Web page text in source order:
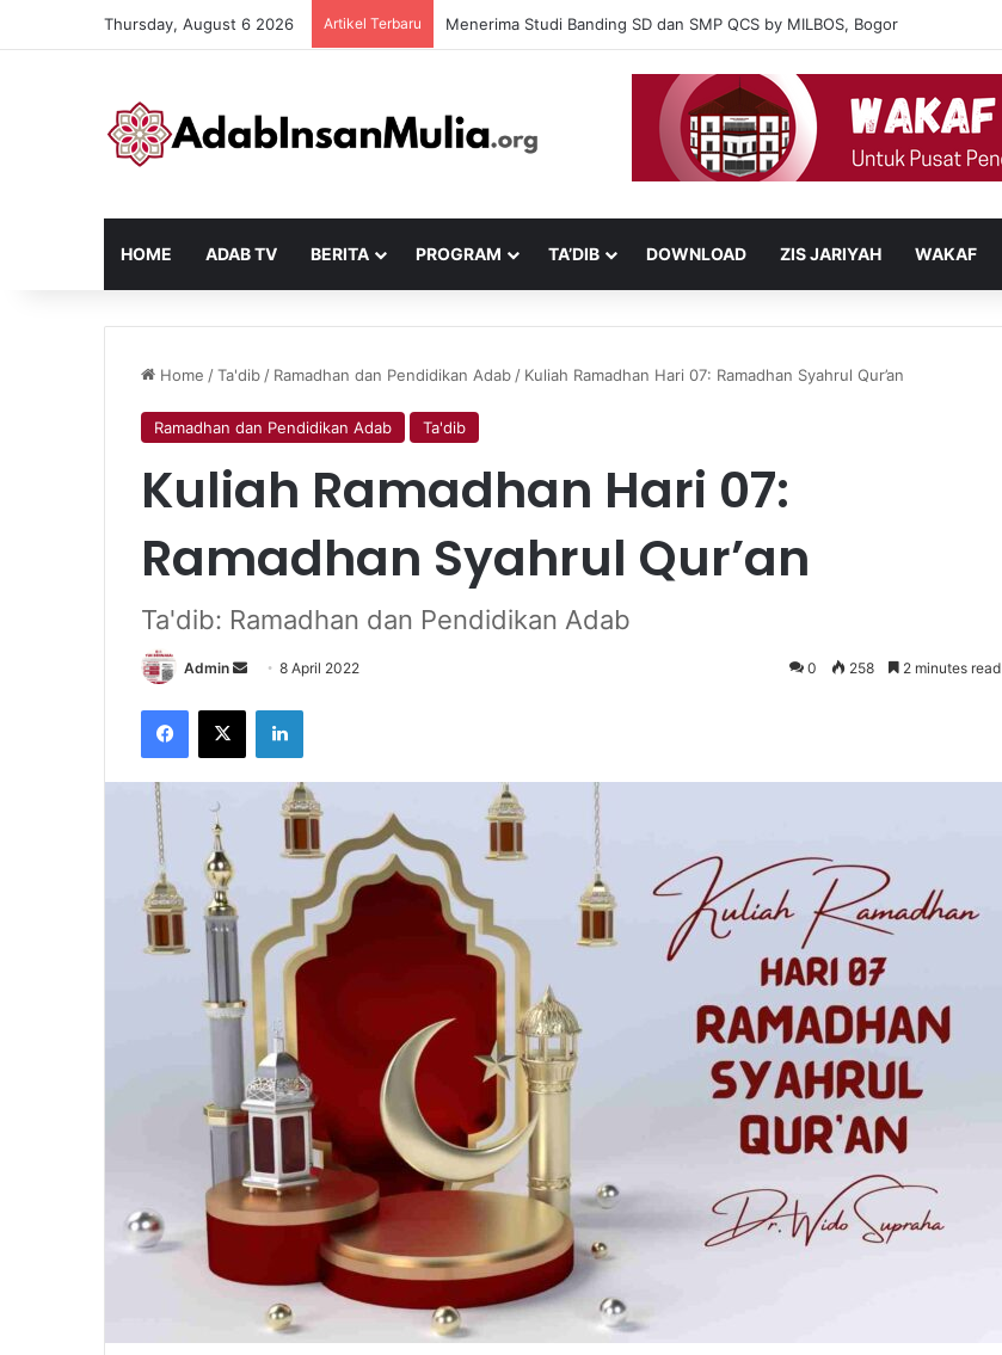
Thursday, August 6 2026 Artikel Terbaru Menerima Studi Banding SD dan SMP QCS by MILBOS, Bogor
HOME ADAB TV BERITA PROGRAM TA’DIB DOWNLOAD ZIS JARIYAH WAKAF
Home /Ta'dib / Ramadhan dan Pendidikan Adab / Kuliah Ramadhan Hari 07: Ramadhan Syahrul Qur’an
Ramadhan dan Pendidikan Adab Ta'dib
Kuliah Ramadhan Hari 07:
Ramadhan Syahrul Qur’an
Ta'dib: Ramadhan dan Pendidikan Adab
Admin
Send
email
8 April 2022 0 258 2 minutes read
Facebook
X LinkedIn